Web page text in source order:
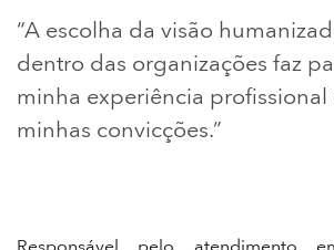
“A escolha da visão
dentro das organizações faz
minha experiência profissional
minhas convicções.”